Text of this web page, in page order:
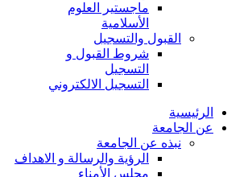
ماجستير العلوم
الأسلامية
القبول والتسجيل
شروط القبول و
التسجيل
التسجيل الالكتروني
الرئيسية
عن الجامعة
نبذه عن الجامعة
الرؤية والرسالة و الاهداف
مجلس الأمناء